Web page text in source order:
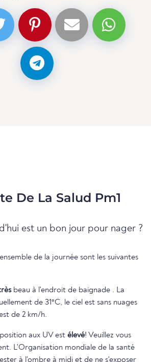
De La Salud Pm1
est un bon jour pour nager ?
de la journée sont les suivantes
beau à l'endroit de baignade . La
de 31°C, le ciel est sans nuages
de 2 km/h.
aux UV est élevé! Veuillez vous
L'Organisation mondiale de la santé
à l'ombre à midi et de ne s'exposer